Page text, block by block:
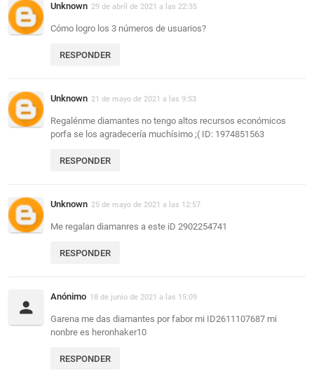
Unknown 29 de abril de 2021 a las 22:35
Cómo logro los 3 números de usuarios?
RESPONDER
Unknown 21 de mayo de 2021 a las 9:53
Regalénme diamantes no tengo altos recursos económicos
porfa se los agradecería muchísimo ;( ID: 1974851563
RESPONDER
Unknown 25 de mayo de 2021 a las 12:57
Me regalan diamanres a este iD 2902254741
RESPONDER
Anónimo 18 de junio de 2021 a las 15:09
Garena me das diamantes por fabor mi ID2611107687 mi
nonbre es heronhaker10
RESPONDER